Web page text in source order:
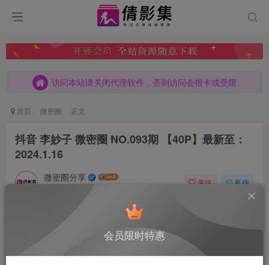
访问本站请关闭代理软件，否则访问会很卡或受限
访问本站请关闭代理软件，否则访问会很卡或受限
访问本站请关闭代理软件，否则访问会很卡或受限
首页 微密圈 正文
抖音 李妙子 微密圈 NO.093期 【40P】最新至：
2024.1.16
微密圈分享 关注 私信
此内容为付费阅读，请付费后查看
已售 4
会员限时特惠